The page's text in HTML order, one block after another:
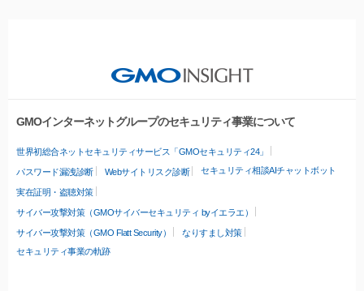
GMOインターネットグループのセキュリティ事業について
世界初総合ネットセキュリティサービス「GMOセキュリティ24」
パスワード漏洩診断 Webサイトリスク診断 セキュリティ相談AIチャットボット
実在証明・盗聴対策
サイバー攻撃対策（GMOサイバーセキュリティ byイエラエ）
サイバー攻撃対策（GMO Flatt Security）
なりすまし対策
セキュリティ事業の軌跡